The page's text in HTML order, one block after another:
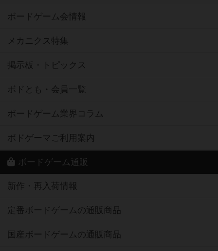
ボードゲーム会情報
メカニクス特集
掲示板・トピックス
ボドとも・会員一覧
ボードゲーム業界コラム
ボドゲーマご利用案内
ボードゲーム通販
新作・再入荷情報
定番ボードゲームの通販商品
国産ボードゲームの通販商品